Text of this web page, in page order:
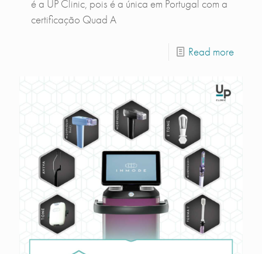
é a UP Clinic, pois é a única em Portugal com a
certificação Quad A
Read more